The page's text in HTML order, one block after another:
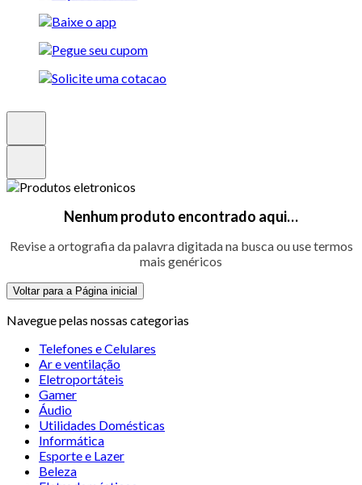
Nenhum produto encontrado aqui…
Revise a ortografia da palavra digitada na busca ou use termos
mais genéricos
Voltar para a Página inicial
Navegue pelas nossas categorias
Telefones e Celulares
Ar e ventilação
Eletroportáteis
Gamer
Áudio
Utilidades Domésticas
Informática
Esporte e Lazer
Beleza